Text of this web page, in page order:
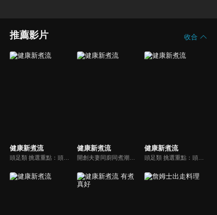
推薦影片 收合
健康新煮流 健康新煮流
開創夫妻同廚同煮潮流的KC夫婦，繼《健康醫食代》後，走出攝影棚，帶大家全台走透透，發掘上帝賞賜的美味食材，內容融合新加坡南洋風和客家純樸味，加上台灣獨特的閩南風情，互相激盪交織出的火花，打造出獨一無二的美食節目。
健康新煮流
頭足類 挑選重點：頭足類利用清洗時去除內臟可以降低膽固醇的攝取。挑選雙眼清澈明亮，眼球稍微凸出，肉質結實有彈性為佳。身體具透明感，觸腕或是吸盤一碰到活體就會吸附住便是新鮮的。